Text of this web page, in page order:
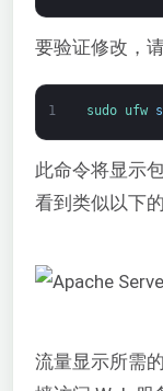
要验证修改，
1 sudo ufw
此命令将显示
看到类似以下
流量显示所需